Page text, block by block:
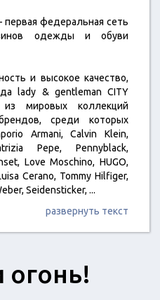
федеральная сеть
одежды и обуви
и высокое качество,
lady & gentleman CITY
мировых коллекций
среди которых
Armani, Calvin Klein,
Pepe, Pennyblack,
Love Moschino, HUGO,
Cerano, Tommy Hilfiger,
Seidensticker, ...
развернуть текст
огонь!